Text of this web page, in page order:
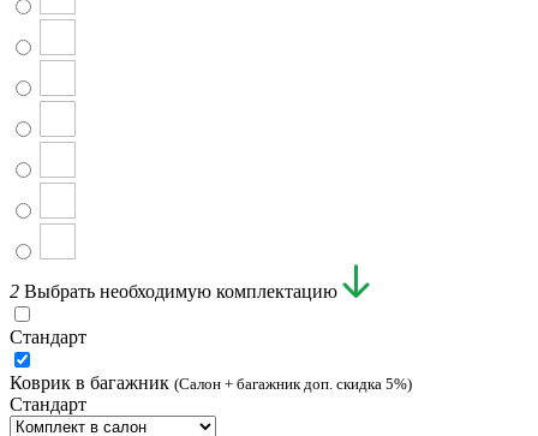
2 Выбрать необходимую комплектацию
Стандарт
Коврик в багажник (Салон + багажник доп. скидка 5%)
Стандарт